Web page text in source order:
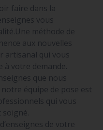
faire dans la
vous
méthode de
aux nouvelles
artisanal qui vous
à votre demande.
que nous
équipe de pose est
qui vous
soigné.
de votre